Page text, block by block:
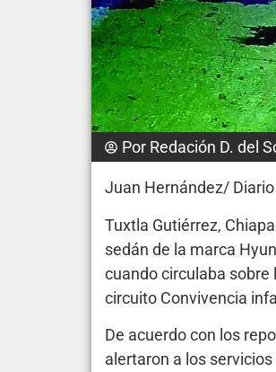
Por Redación D. del
Juan Hernández/
Tuxtla Gutiérrez,
sedán de la marca
cuando circulaba sobre
circuito Convivencia
De acuerdo con los
alertaron a los